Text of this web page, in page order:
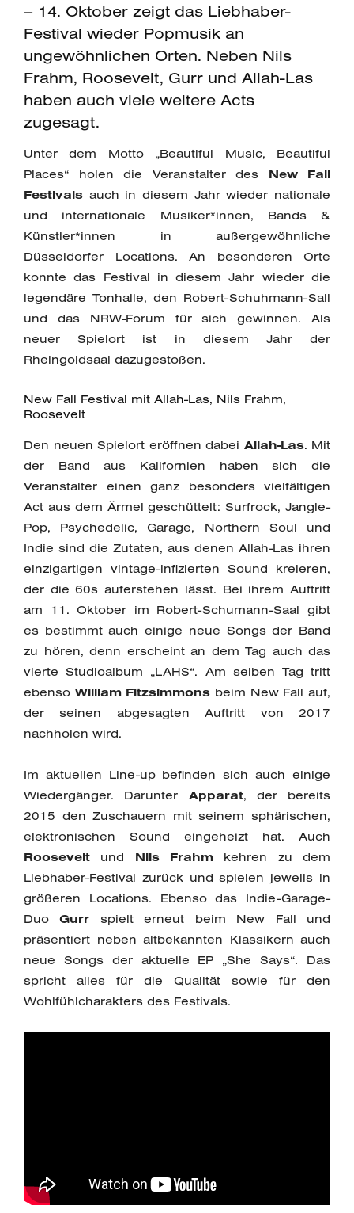
– 14. Oktober zeigt das Liebhaber-
Festival wieder Popmusik an
ungewöhnlichen Orten. Neben Nils
Frahm, Roosevelt, Gurr und Allah-Las
haben auch viele weitere Acts
zugesagt.
Unter dem Motto „Beautiful Music, Beautiful
Places“ holen die Veranstalter des New Fall
Festivals auch in diesem Jahr wieder nationale
und internationale Musiker*innen, Bands &
Künstler*innen in außergewöhnliche
Düsseldorfer Locations. An besonderen Orte
konnte das Festival in diesem Jahr wieder die
legendäre Tonhalle, den Robert-Schuhmann-Sall
und das NRW-Forum für sich gewinnen. Als
neuer Spielort ist in diesem Jahr der
Rheingoldsaal dazugestoßen.
New Fall Festival mit Allah-Las, Nils Frahm,
Roosevelt
Den neuen Spielort eröffnen dabei Allah-Las. Mit
der Band aus Kalifornien haben sich die
Veranstalter einen ganz besonders vielfältigen
Act aus dem Ärmel geschüttelt: Surfrock, Jangle-
Pop, Psychedelic, Garage, Northern Soul und
Indie sind die Zutaten, aus denen Allah-Las ihren
einzigartigen vintage-infizierten Sound kreieren,
der die 60s auferstehen lässt. Bei ihrem Auftritt
am 11. Oktober im Robert-Schumann-Saal gibt
es bestimmt auch einige neue Songs der Band
zu hören, denn erscheint an dem Tag auch das
vierte Studioalbum „LAHS“. Am selben Tag tritt
ebenso William Fitzsimmons beim New Fall auf,
der seinen abgesagten Auftritt von 2017
nachholen wird.
Im aktuellen Line-up befinden sich auch einige
Wiedergänger. Darunter Apparat, der bereits
2015 den Zuschauern mit seinem sphärischen,
elektronischen Sound eingeheizt hat. Auch
Roosevelt und Nils Frahm kehren zu dem
Liebhaber-Festival zurück und spielen jeweils in
größeren Locations. Ebenso das Indie-Garage-
DuoGurr spielt erneut beim New Fall und
präsentiert neben altbekannten Klassikern auch
neue Songs der aktuelle EP „She Says“. Das
spricht alles für die Qualität sowie für den
Wohlfühlcharakters des Festivals.